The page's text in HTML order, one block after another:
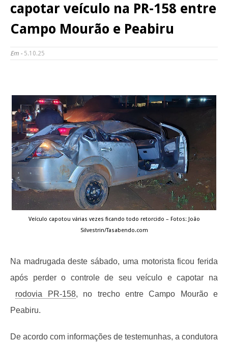
capotar veículo na PR-158 entre
Campo Mourão e Peabiru
Em - 5.10.25
Veículo capotou várias vezes ficando todo retorcido – Fotos: João
Silvestrin/Tasabendo.com
Na madrugada deste sábado, uma motorista ficou ferida
após perder o controle de seu veículo e capotar na
rodovia PR-158, no trecho entre Campo Mourão e
Peabiru.
De acordo com informações de testemunhas, a condutora